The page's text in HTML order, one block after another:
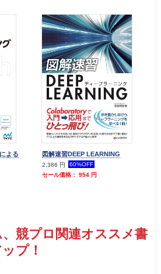
よる
図解速習DEEP LEARNING
2,386 円
60%OFF
セール価格： 954 円
競プロ関連オススメ書
プ！